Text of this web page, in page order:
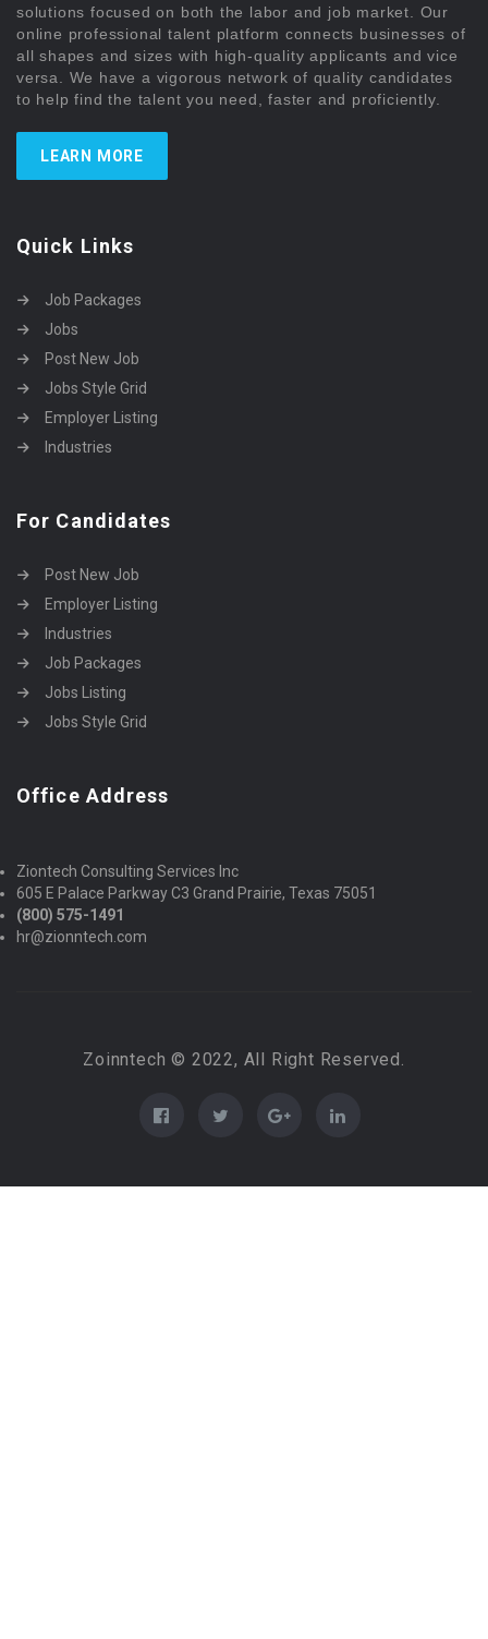
solutions focused on both the labor and job market. Our
online professional talent platform connects businesses of
all shapes and sizes with high-quality applicants and vice
versa. We have a vigorous network of quality candidates
to help find the talent you need, faster and proficiently.
LEARN MORE
Quick Links
Job Packages
Jobs
Post New Job
Jobs Style Grid
Employer Listing
Industries
For Candidates
Post New Job
Employer Listing
Industries
Job Packages
Jobs Listing
Jobs Style Grid
Office Address
Ziontech Consulting Services Inc
605 E Palace Parkway C3 Grand Prairie, Texas 75051
(800) 575-1491
hr@zionntech.com
Zoinntech © 2022, All Right Reserved.